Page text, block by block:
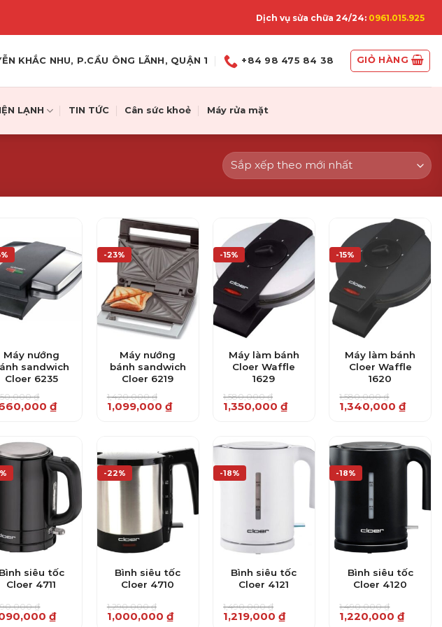
Dịch vụ sửa chữa 24/24: 0961.015.925
KHẮC NHU, P.CẦU ÔNG LÃNH, QUẬN 1 +84 98 475 84 38 GIỎ HÀNG
LẠNH TIN TỨC Cân sức khoẻ Máy rửa mặt
Máy nướng
sandwich
Cloer 6235
₫
₫
₫.
-23%
Máy nướng
bánh sandwich
Cloer 6219
1,420,000₫
Giá
gốc
1,099,000 ₫
Giá
hiện
-15%
Máy làm bánh
Cloer Waffle
1629
1,580,000₫
Giá
gốc
1,350,000₫
Giá
hiện
1,350,000 ₫.
-15%
Máy làm bánh
Cloer Waffle
1620
1,580,000₫
Giá
gốc
1,340,000₫
Giá
hiện
1,340,000 ₫.
Bình siêu tốc
Cloer 4711
₫
₫
-22%
Bình siêu tốc
Cloer 4710
1,290,000₫
Giá
1,000,000 ₫
Giá
-18%
Bình siêu tốc
Cloer 4121
1,490,000₫
Giá
1,219,000₫
Giá
-18%
Bình siêu tốc
Cloer 4120
1,490,000₫
Giá
1,220,000₫
Giá